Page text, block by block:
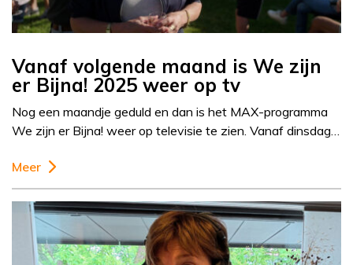
Vanaf volgende maand is We zijn
er Bijna! 2025 weer op tv
Nog een maandje geduld en dan is het MAX-programma
We zijn er Bijna! weer op televisie te zien. Vanaf dinsdag…
Meer